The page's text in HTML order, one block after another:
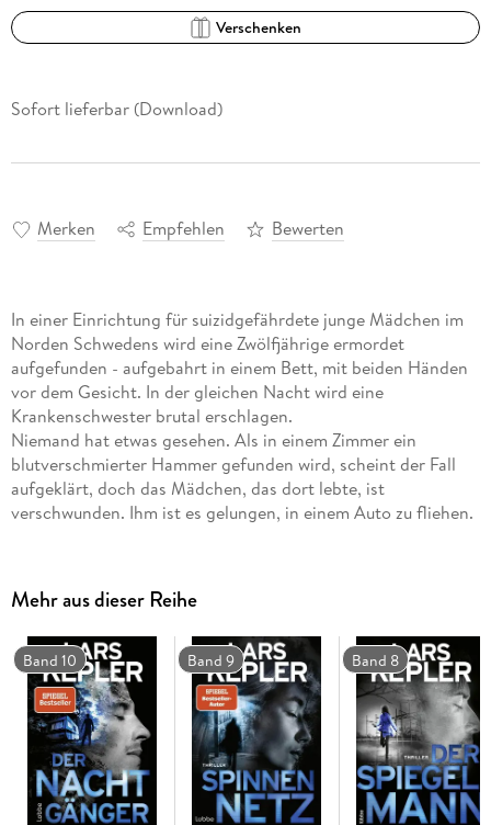
Verschenken
Sofort lieferbar (Download)
Merken Empfehlen Bewerten
In einer Einrichtung für suizidgefährdete junge Mädchen im
Norden Schwedens wird eine Zwölfjährige ermordet
aufgefunden - aufgebahrt in einem Bett, mit beiden Händen
vor dem Gesicht. In der gleichen Nacht wird eine
Krankenschwester brutal erschlagen.
Niemand hat etwas gesehen. Als in einem Zimmer ein
blutverschmierter Hammer gefunden wird, scheint der Fall
aufgeklärt, doch das Mädchen, das dort lebte, ist
verschwunden. Ihm ist es gelungen, in einem Auto zu fliehen.
und die Mörderin gilt auf tragische Weise als überführt.
Nur Kriminalkommissar Joona Linna ist skeptisch. Zu viele
Fragen sind noch offen. Was war das Mordmotiv? Und warum
wurde eines der Opfer so merkwürdig aufgebahrt?
Mehr aus dieser Reihe
Band 10 Band 9 Band 8